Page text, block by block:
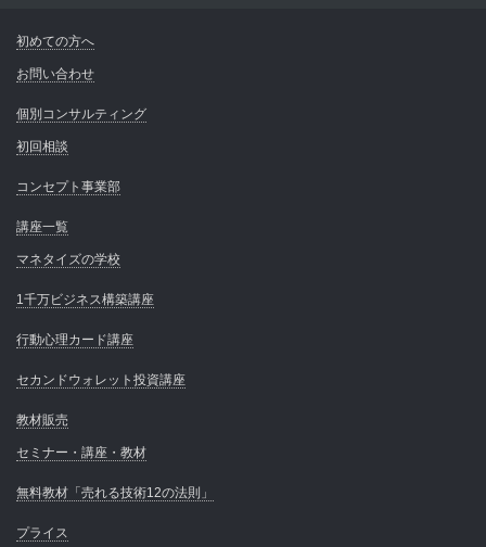
初めての方へ
お問い合わせ
個別コンサルティング
初回相談
コンセプト事業部
講座一覧
マネタイズの学校
1千万ビジネス構築講座
行動心理カード講座
セカンドウォレット投資講座
教材販売
セミナー・講座・教材
無料教材「売れる技術12の法則」
プライス